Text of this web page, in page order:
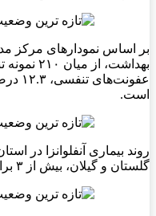
بر اساس نمودارهای مرکز
بهداشت،
است.
روند بیماری آنفلوانزا در
گلستان و گیلان، بیش از ۳ برابر آستانه هشدار است.